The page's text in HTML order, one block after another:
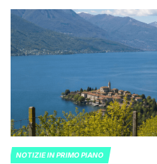
POSTED
NOTIZIE IN PRIMO PIANO